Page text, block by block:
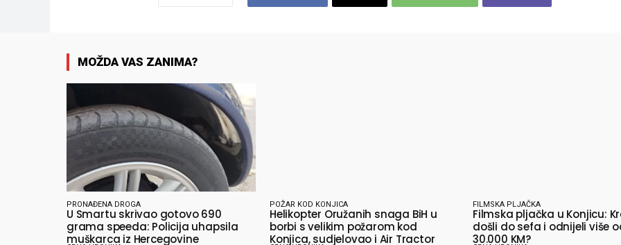
MOŽDA VAS ZANIMA?
PRONAĐENA DROGA
U Smartu skrivao gotovo 690
grama speeda: Policija uhapsila
muškarca iz Hercegovine
POŽAR KOD KONJICA
Helikopter Oružanih snaga BiH u
borbi s velikim požarom kod
Konjica, sudjelovao i Air Tractor
FILMSKA PLJAČKA
Filmska pljačka u Konjicu:
došli do sefa i odnijeli više
30.000 KM?